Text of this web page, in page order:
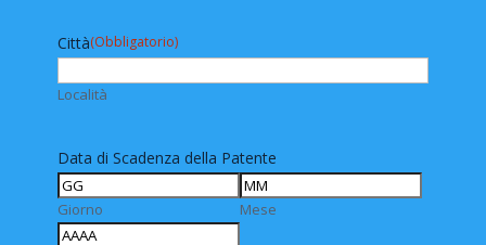
Città(Obbligatorio)
Località
Data di Scadenza della Patente
Giorno Mese